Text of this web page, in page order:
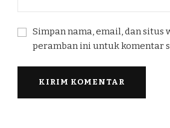
Simpan nama, email, dan situs
peramban ini untuk komentar